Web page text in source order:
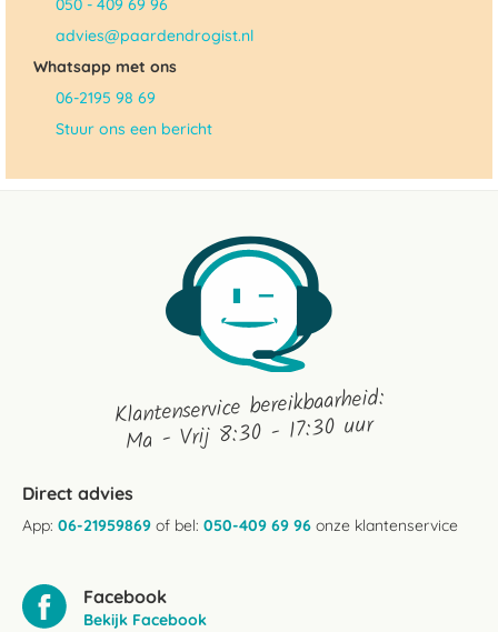
050 - 409 69 96
advies@paardendrogist.nl
Whatsapp met ons
06-2195 98 69
Stuur ons een bericht
Klantenservice bereikbaarheid:
Ma - Vrij 8:30 - 17:30 uur
Direct advies
App: 06-21959869 of bel: 050-409 69 96 onze klantenservice
Facebook
Bekijk Facebook